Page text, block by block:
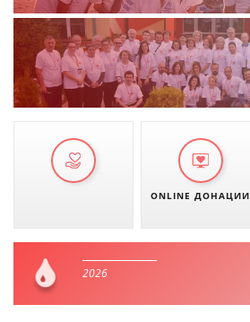
ONLINE ДОНАЦИИ
2026